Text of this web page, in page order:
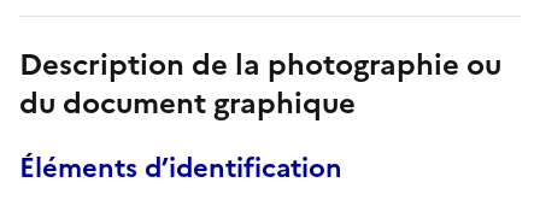
Description de la photographie ou
du document graphique
Éléments d’identification